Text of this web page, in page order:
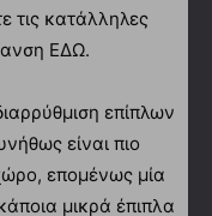
τις κατάλληλες
ΕΔΩ.
επίπλων
είναι πιο
επομένως μία
μικρά έπιπλα